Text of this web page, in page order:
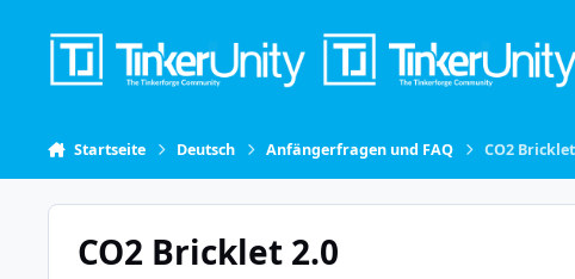
Startseite Deutsch Anfängerfragen und FAQ CO2
CO2 Bricklet 2.0